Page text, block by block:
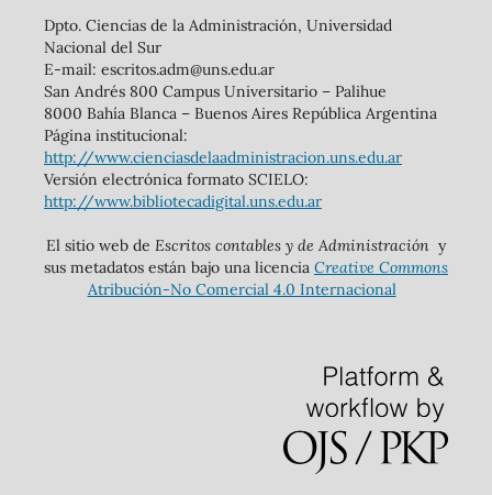
Dpto. Ciencias de la Administración, Universidad
Nacional del Sur
E-mail: escritos.adm@uns.edu.ar
San Andrés 800 Campus Universitario – Palihue
8000 Bahía Blanca – Buenos Aires República Argentina
Página institucional:
http://www.cienciasdelaadministracion.uns.edu.ar
Versión electrónica formato SCIELO:
http://www.bibliotecadigital.uns.edu.ar
El sitio web de Escritos contables y de Administración y
sus metadatos están bajo una licencia Creative Commons
Atribución-No Comercial 4.0 Internacional